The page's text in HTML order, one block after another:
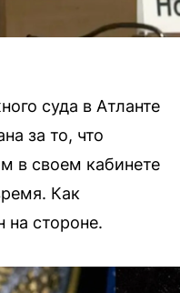
суда в Атланте
за то, что
в своем кабинете
Как
на стороне.